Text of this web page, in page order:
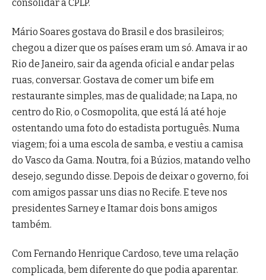
consolidar a CPLP.
Mário Soares gostava do Brasil e dos brasileiros;
chegou a dizer que os países eram um só. Amava ir ao
Rio de Janeiro, sair da agenda oficial e andar pelas
ruas, conversar. Gostava de comer um bife em
restaurante simples, mas de qualidade; na Lapa, no
centro do Rio, o Cosmopolita, que está lá até hoje
ostentando uma foto do estadista português. Numa
viagem; foi a uma escola de samba, e vestiu a camisa
do Vasco da Gama. Noutra, foi a Búzios, matando velho
desejo, segundo disse. Depois de deixar o governo, foi
com amigos passar uns dias no Recife. E teve nos
presidentes Sarney e Itamar dois bons amigos
também.
Com Fernando Henrique Cardoso, teve uma relação
complicada, bem diferente do que podia aparentar.